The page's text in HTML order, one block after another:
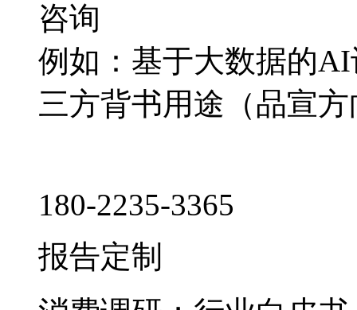
咨询
例如：基于大数据的
三方背书用途（品宣
180-2235-3365
报告定制